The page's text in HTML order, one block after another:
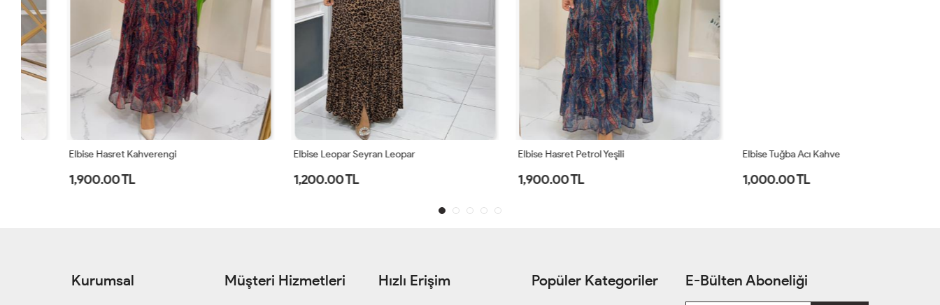
Elbise Hasret Kahverengi
1,900.00 TL
Elbise Leopar Seyran Leopar
1,200.00 TL
Elbise Hasret Petrol Yeşili
1,900.00 TL
Elbise Tuğba Acı Kahve
1,000.00 TL
Kurumsal Müşteri Hizmetleri Hızlı Erişim Popüler Kategoriler E-Bülten Aboneliği